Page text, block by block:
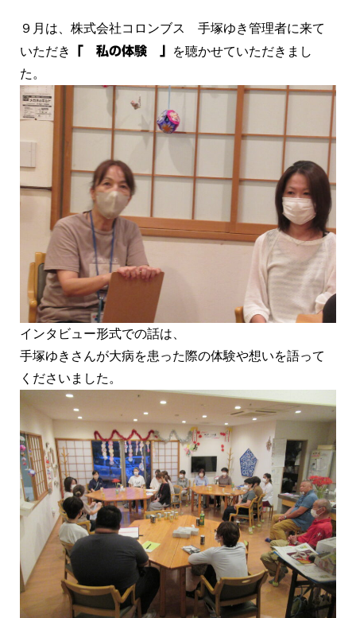
９月は、株式会社コロンブス 手塚ゆき管理者に来て
いただき
「 私の体験 」
を聴かせていただきまし
た。
インタビュー形式での話は、
手塚ゆきさんが大病を患った際の体験や想いを語って
くださいました。